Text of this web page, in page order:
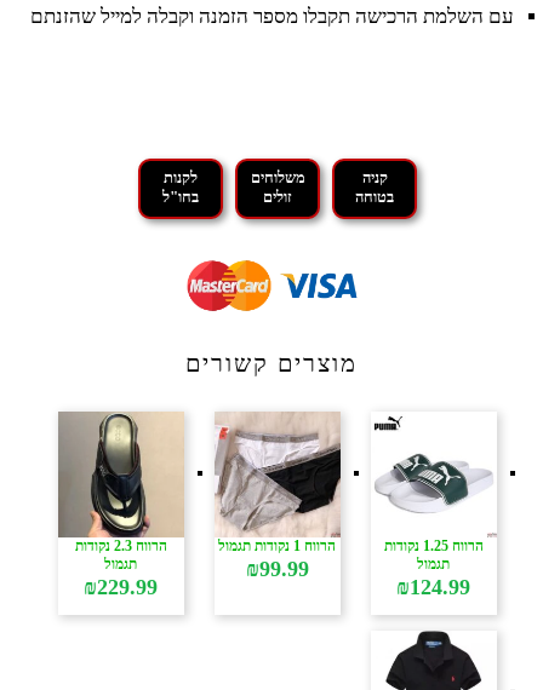
עם השלמת הרכישה תקבלו מספר הזמנה וקבלה למייל שהזנתם
קניה
בטוחה
משלוחים
זולים
לקנות
בחו"ל
מוצרים קשורים
הרווח 1.25 נקודות
תגמול
₪124.99
הרווח 1 נקודות תגמול
₪99.99
הרווח 2.3 נקודות
תגמול
₪229.99